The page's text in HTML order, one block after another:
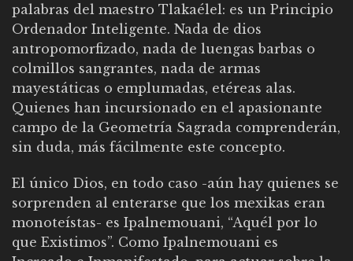
palabras del maestro Tlakaélel: es un Principio
Ordenador Inteligente. Nada de dios
antropomorfizado, nada de luengas barbas o
colmillos sangrantes, nada de armas
mayestáticas o emplumadas, etéreas alas.
Quienes han incursionado en el apasionante
campo de la Geometría Sagrada comprenderán,
sin duda, más fácilmente este concepto.
El único Dios, en todo caso -aún hay quienes se
sorprenden al enterarse que los mexikas eran
monoteístas- es Ipalnemouani, “Aquél por lo
que Existimos”. Como Ipalnemouani es